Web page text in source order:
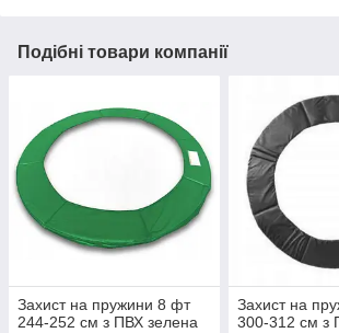
Подібні товари компанії
Захист на пружини 8 фт
244-252 см з ПВХ зелена
Захист на
300-312 см з